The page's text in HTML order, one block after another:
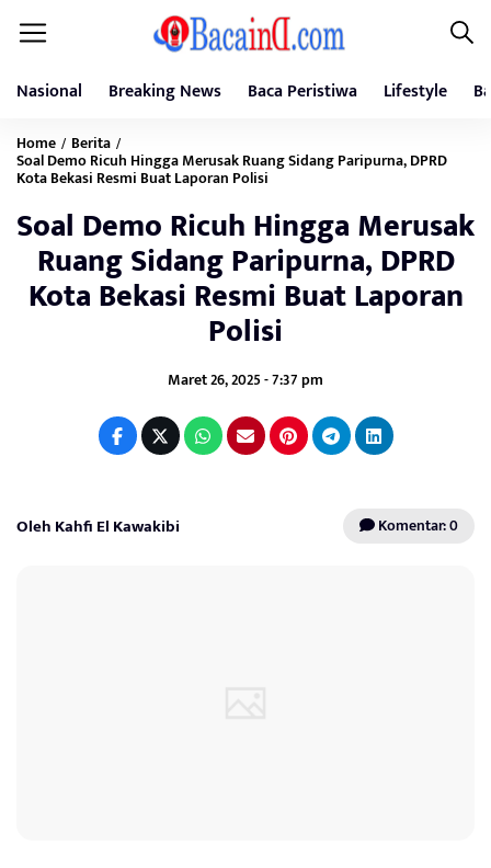
Nasional Breaking News Baca Peristiwa Lifestyle
Home / Berita /
Soal Demo Ricuh Hingga Merusak Ruang Sidang Paripurna, DPRD
Kota Bekasi Resmi Buat Laporan Polisi
Soal Demo Ricuh Hingga Merusak
Ruang Sidang Paripurna, DPRD
Kota Bekasi Resmi Buat Laporan
Polisi
Maret 26, 2025 - 7:37 pm
Oleh Kahfi El Kawakibi Komentar: 0